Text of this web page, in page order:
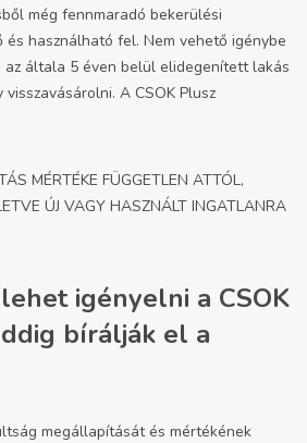
még fennmaradó bekerülési
használható fel. Nem vehető igénybe
az általa 5 éven belül elidegenített lakás
A CSOK Plusz
MÉRTÉKE FÜGGETLEN ATTÓL,
ÚJ VAGY HASZNÁLT INGATLANRA
igényelni a CSOK
bírálják el a
megállapítását és mértékének